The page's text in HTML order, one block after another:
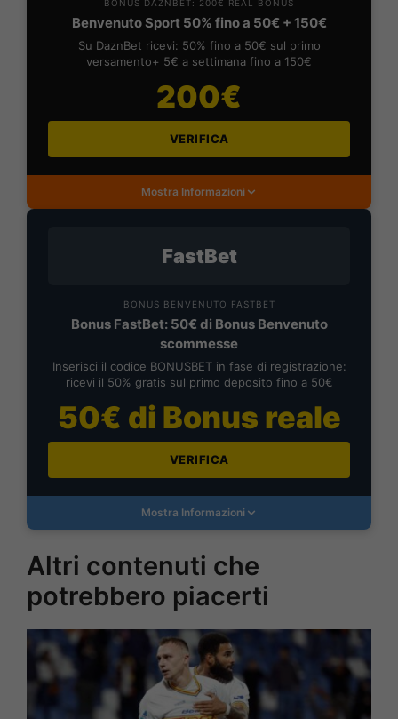
BONUS DAZNBET: 200€ REAL BONUS
Benvenuto Sport 50% fino a 50€ + 150€
Su DaznBet ricevi: 50% fino a 50€ sul primo
versamento+ 5€ a settimana fino a 150€
200€
VERIFICA
Mostra Informazioni
FastBet
BONUS BENVENUTO FASTBET
Bonus FastBet: 50€ di Bonus Benvenuto
scommesse
Inserisci il codice BONUSBET in fase di registrazione:
ricevi il 50% gratis sul primo deposito fino a 50€
50€ di Bonus reale
VERIFICA
Mostra Informazioni
Altri contenuti che
potrebbero piacerti